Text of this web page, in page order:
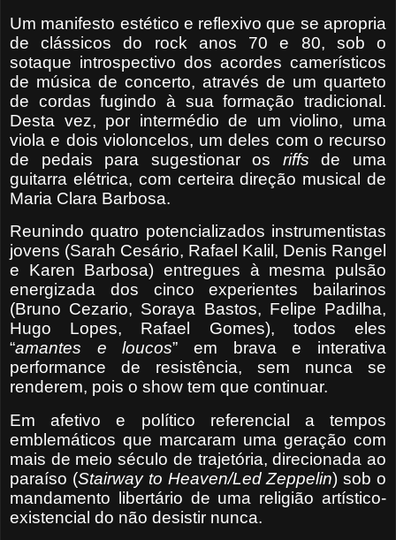
Um manifesto estético e reflexivo que se apropria
de clássicos do rock anos 70 e 80, sob o
sotaque introspectivo dos acordes camerísticos
de música de concerto, através de um quarteto
de cordas fugindo à sua formação tradicional.
Desta vez, por intermédio de um violino, uma
viola e dois violoncelos, um deles com o recurso
de pedais para sugestionar os riffsde uma
guitarra elétrica, com certeira direção musical de
Maria Clara Barbosa.
Reunindo quatro potencializados instrumentistas
jovens (Sarah Cesário, Rafael Kalil, Denis Rangel
e Karen Barbosa) entregues à mesma pulsão
energizada dos cinco experientes bailarinos
(Bruno Cezario, Soraya Bastos, Felipe Padilha,
Hugo Lopes, Rafael Gomes), todos eles
“amantes e loucos” em brava e interativa
performance de resistência, sem nunca se
renderem, pois o show tem que continuar.
Em afetivo e político referencial a tempos
emblemáticos que marcaram uma geração com
mais de meio século de trajetória, direcionada ao
paraíso (Stairway to Heaven/Led Zeppelin) sob o
mandamento libertário de uma religião artístico-
existencial do não desistir nunca.